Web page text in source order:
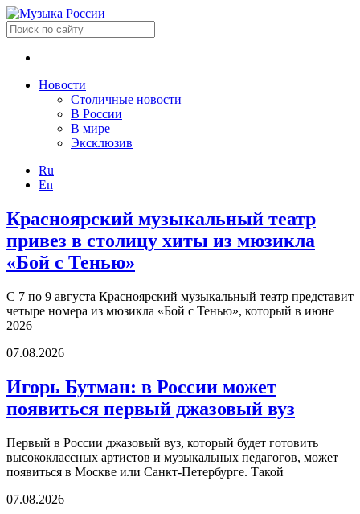
Новости
Столичные новости
В России
В мире
Эксклюзив
Ru
En
Красноярский музыкальный театр
привез в столицу хиты из мюзикла
«Бой с Тенью»
С 7 по 9 августа Красноярский музыкальный театр представит
четыре номера из мюзикла «Бой с Тенью», который в июне
2026
07.08.2026
Игорь Бутман: в России может
появиться первый джазовый вуз
Первый в России джазовый вуз, который будет готовить
высококлассных артистов и музыкальных педагогов, может
появиться в Москве или Санкт-Петербурге. Такой
07.08.2026